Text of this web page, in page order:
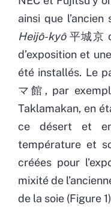
ainsi que
Heijô-kyô平城京
d’exposition et
été installés. Le
マ館, par
Taklamakan, en
ce désert et
température et
créées pour
mixité de
de la soie (Figure